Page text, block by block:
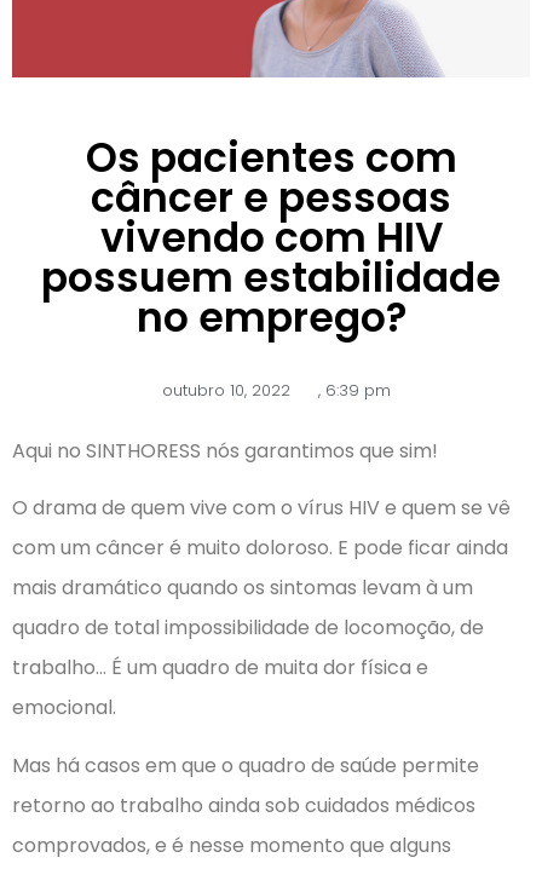
Os pacientes com
câncer e pessoas
vivendo com HIV
possuem estabilidade
no emprego?
outubro 10, 2022 ,6:39 pm
Aqui no SINTHORESS nós garantimos que sim!
O drama de quem vive com o vírus HIV e quem se vê
com um câncer é muito doloroso. E pode ficar ainda
mais dramático quando os sintomas levam à um
quadro de total impossibilidade de locomoção, de
trabalho… É um quadro de muita dor física e
emocional.
Mas há casos em que o quadro de saúde permite
retorno ao trabalho ainda sob cuidados médicos
comprovados, e é nesse momento que alguns